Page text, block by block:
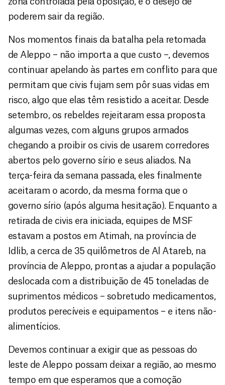
poderem sair da região.
Nos momentos finais da batalha pela retomada
de Aleppo – não importa a que custo –, devemos
continuar apelando às partes em conflito para que
permitam que civis fujam sem pôr suas vidas em
risco, algo que elas têm resistido a aceitar. Desde
setembro, os rebeldes rejeitaram essa proposta
algumas vezes, com alguns grupos armados
chegando a proibir os civis de usarem corredores
abertos pelo governo sírio e seus aliados. Na
terça-feira da semana passada, eles finalmente
aceitaram o acordo, da mesma forma que o
governo sírio (após alguma hesitação). Enquanto a
retirada de civis era iniciada, equipes de MSF
estavam a postos em Atimah, na província de
Idlib, a cerca de 35 quilômetros de Al Atareb, na
província de Aleppo, prontas a ajudar a população
deslocada com a distribuição de 45 toneladas de
suprimentos médicos – sobretudo medicamentos,
produtos perecíveis e equipamentos – e itens não-
alimentícios.
Devemos continuar a exigir que as pessoas do
leste de Aleppo possam deixar a região, ao mesmo
tempo em que esperamos que a comoção